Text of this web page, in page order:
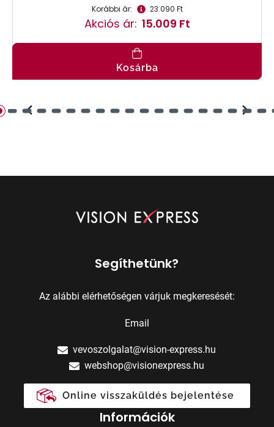
Korábbi ár: 23.090 Ft
Akciós ár: 15.009 Ft
Kosárba
Segíthetünk?
Az alábbi elérhetőségen várjuk megkeresését:
Email
vevoszolgalat@vision-express.hu
webshop@visionexpress.hu
Online visszaküldés bejelentése
Információk